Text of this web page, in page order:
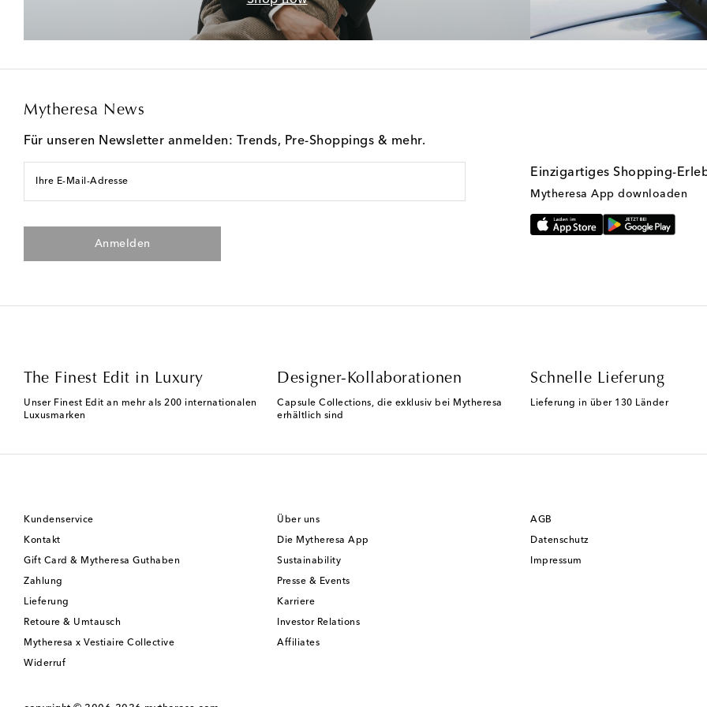
Mytheresa News
Für unseren Newsletter anmelden: Trends, Pre-Shoppings & mehr.
Ihre E-Mail-Adresse
Anmelden
Einzigartiges Shopping-
Mytheresa App downloaden
The Finest Edit in Luxury
Unser Finest Edit an mehr als 200 internationalen
Luxusmarken
Designer-Kollaborationen
Capsule Collections, die exklusiv bei Mytheresa
erhältlich sind
Schnelle Lieferung
Lieferung in über 130 Länder
Kundenservice
Kontakt
Gift Card & Mytheresa Guthaben
Zahlung
Lieferung
Retoure & Umtausch
Mytheresa x Vestiaire Collective
Widerruf
Über uns
Die Mytheresa App
Sustainability
Presse & Events
Karriere
Investor Relations
Affiliates
AGB
Datenschutz
Impressum